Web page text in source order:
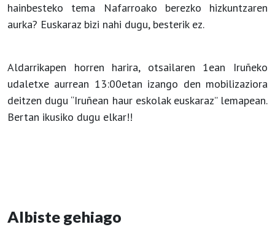
hainbesteko tema Nafarroako berezko hizkuntzaren
aurka? Euskaraz bizi nahi dugu, besterik ez.
Aldarrikapen horren harira, otsailaren 1ean Iruñeko
udaletxe aurrean 13:00etan izango den mobilizaziora
deitzen dugu “Iruñean haur eskolak euskaraz” lemapean.
Bertan ikusiko dugu elkar!!
Albiste gehiago